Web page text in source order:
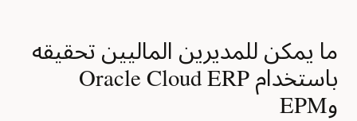
ما يمكن للمديرين الماليين تحقيقه
باستخدام Oracle Cloud ERP
وEPM